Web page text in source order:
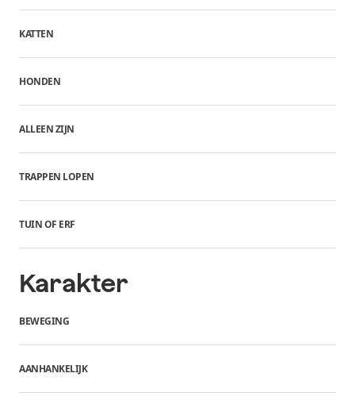
KATTEN
HONDEN
ALLEEN ZIJN
TRAPPEN LOPEN
TUIN OF ERF
Karakter
BEWEGING
AANHANKELIJK